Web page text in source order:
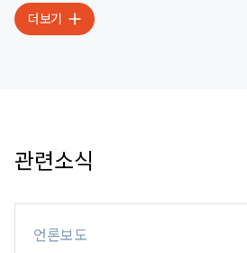
더보기
관련소식
언론보도